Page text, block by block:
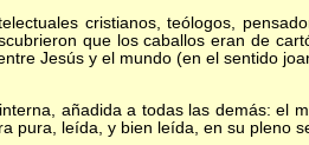
cristianos, teólogos,
que los caballos eran de
Jesús y el mundo (en el sentido
añadida a todas las demás: el
pura, leída, y bien leída, en su pleno